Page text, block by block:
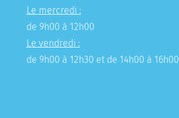
Le mercredi :
de 9h00 à 12h00
Le vendredi :
de 9h00 à 12h30 et de 14h00 à 16h00